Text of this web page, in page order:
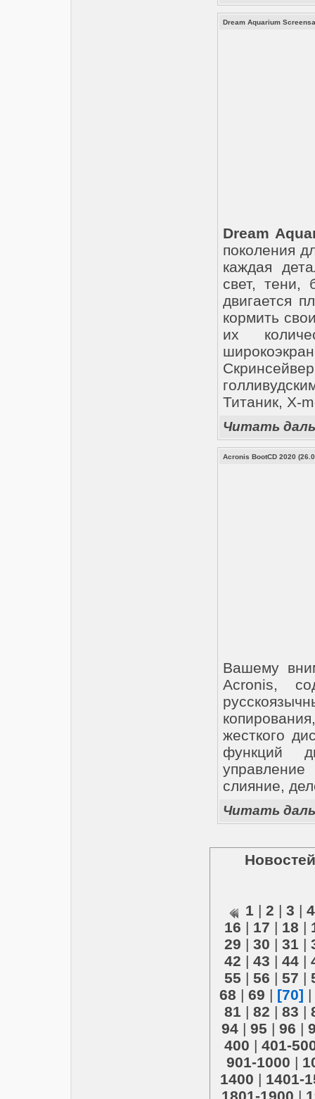
Dream Aquarium
Dream
поколения
каждая
свет, тени,
двигается
кормить
их
Титаник, X-
Читать
Acronis BootCD 2020
Вашему
Acronis,
жесткого
функций
слияние,
Читать
1 | 2 | 3 | 4
16 | 17 | 18 |
29 | 30 | 31 |
42 | 43 | 44|
55 | 56 | 57 |
68 | 69 | [70] |
81 | 82 | 83 |
94 | 95 | 96 |
400 | 401-
901-1000 |
1400 | 1401-